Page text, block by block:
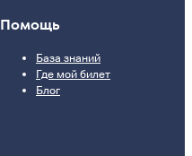
Помощь
База знаний
Где мой билет
Блог